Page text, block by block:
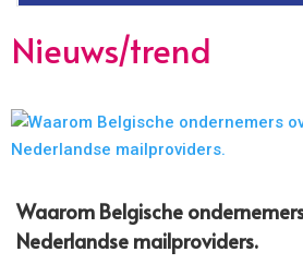
Nieuws/trend
Waarom Belgische
Nederlandse mailproviders.​